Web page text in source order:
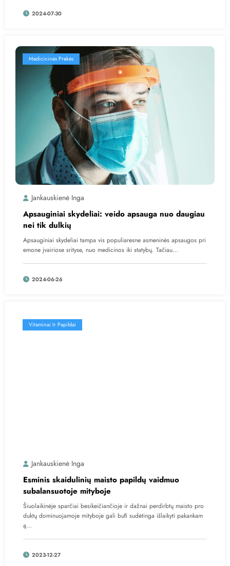
2024-07-30
Medicininės Prekės
Jankauskienė Inga
Apsauginiai skydeliai: veido apsauga nuo daugiau
nei tik dulkių
Apsauginiai skydeliai tampa vis populiaresne asmeninės apsaugos pri
emone įvairiose srityse, nuo medicinos iki statybų. Tačiau…
2024-06-26
Vitaminai Ir Papildai
Jankauskienė Inga
Esminis skaidulinių maisto papildų vaidmuo
subalansuotoje mityboje
Šiuolaikinėje sparčiai besikeičiančioje ir dažnai perdirbtų maisto pro
duktų dominuojamoje mityboje gali būti sudėtinga išlaikyti pakankam
ą…
2023-12-27